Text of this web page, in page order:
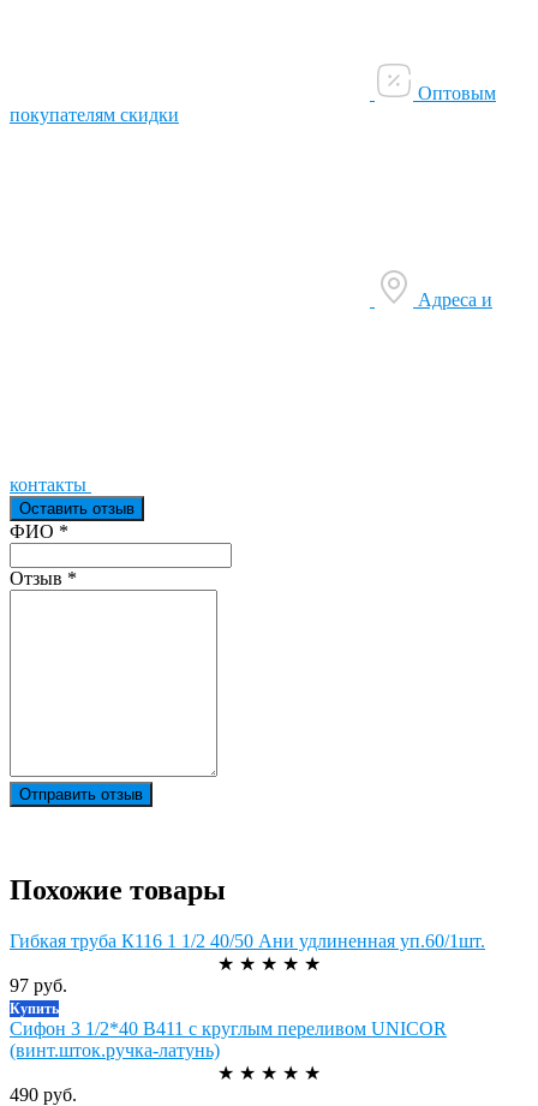
Оптовым
покупателям скидки
Адреса и
контакты
Оставить отзыв
Ваш отзыв был отправлен!
ФИО *
Отзыв *
Отправить отзыв
Похожие товары
Гибкая труба К116 1 1/2 40/50 Ани удлиненная уп.60/1шт.
★ ★ ★ ★ ★
97 руб.
Купить
Сифон 3 1/2*40 В411 с круглым переливом UNICOR
(винт.шток.ручка-латунь)
★ ★ ★ ★ ★
490 руб.